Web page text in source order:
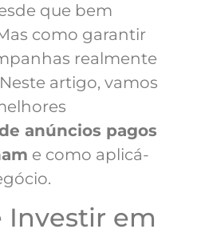
que bem
como garantir
realmente
artigo, vamos
anúncios pagos
e como aplicá-
Investir em